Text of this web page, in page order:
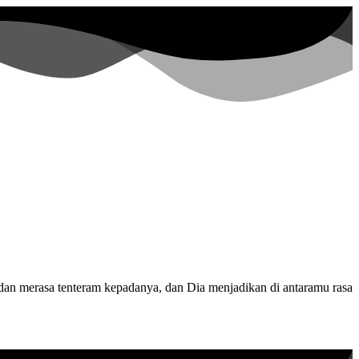
merasa tenteram kepadanya, dan Dia menjadikan di antaramu rasa